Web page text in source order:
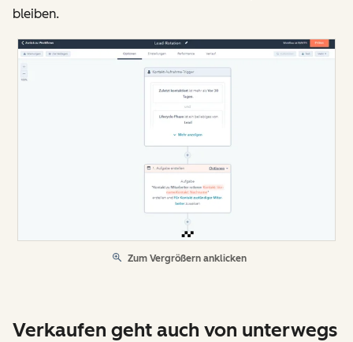
bleiben.
Zum Vergrößern anklicken
Verkaufen geht auch von unterwegs